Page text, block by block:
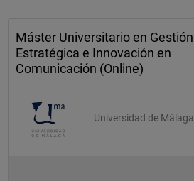
Máster Universitario en Gestión
Estratégica e Innovación en
Comunicación (Online)
Universidad de Málaga